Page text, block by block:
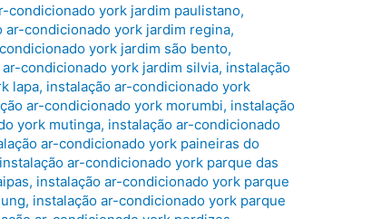
condicionado york jardim paulistano,
ar-condicionado york jardim regina,
york jardim são bento,
ar-condicionado york jardim silvia, instalação
lapa, instalação ar-condicionado york
ar-condicionado york morumbi, instalação
york mutinga, instalação ar-condicionado
ar-condicionado york paineiras do
instalação ar-condicionado york parque das
, instalação ar-condicionado york parque
, instalação ar-condicionado york parque